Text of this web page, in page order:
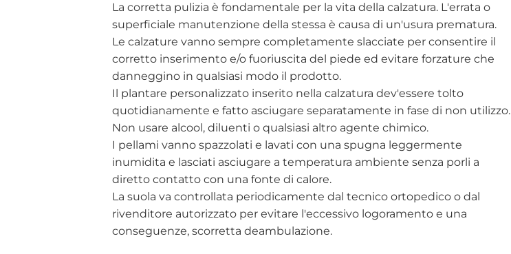
La corretta pulizia è fondamentale per la vita della calzatura. L'errata o
superficiale manutenzione della stessa è causa di un'usura prematura.
Le calzature vanno sempre completamente slacciate per consentire il
corretto inserimento e/o fuoriuscita del piede ed evitare forzature che
danneggino in qualsiasi modo il prodotto.
Il plantare personalizzato inserito nella calzatura dev'essere tolto
quotidianamente e fatto asciugare separatamente in fase di non utilizzo.
Non usare alcool, diluenti o qualsiasi altro agente chimico.
I pellami vanno spazzolati e lavati con una spugna leggermente
inumidita e lasciati asciugare a temperatura ambiente senza porli a
diretto contatto con una fonte di calore.
La suola va controllata periodicamente dal tecnico ortopedico o dal
rivenditore autorizzato per evitare l'eccessivo logoramento e una
conseguenze, scorretta deambulazione.